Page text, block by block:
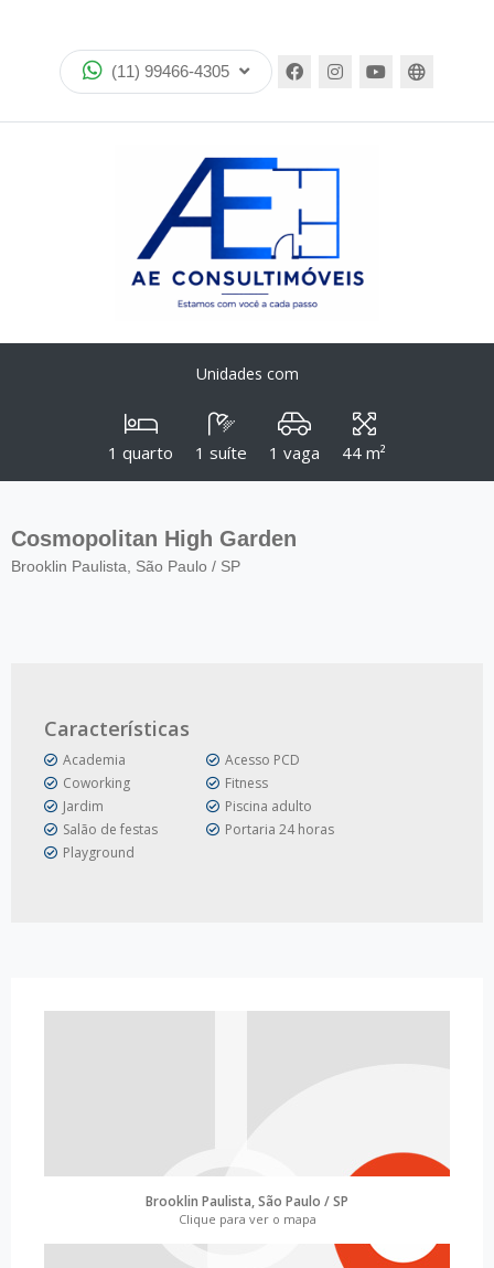
(11) 99466-4305
Imóveis
Encontre seu imóvel no mapa
Política de privacidade
Imóveis favoritos
Unidades com
1 quarto 1 suíte 1 vaga 44 m²
Cosmopolitan High Garden
Brooklin Paulista, São Paulo / SP
Características
Academia
Acesso PCD
Coworking
Fitness
Jardim
Piscina adulto
Salão de festas
Portaria 24 horas
Playground
Brooklin Paulista, São Paulo / SP
Clique para ver o mapa